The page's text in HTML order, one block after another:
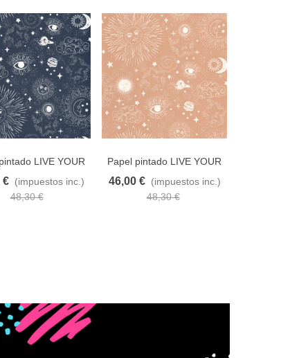
carrito A lista de deseos
LIVE YOUR
103246112
€ (impuestos inc.)
48,30 €
Añadir al carrito A lista de deseos
Papel pintado LIVE YOUR
DREAMS 103244040
46,00 € (impuestos inc.)
48,30 €